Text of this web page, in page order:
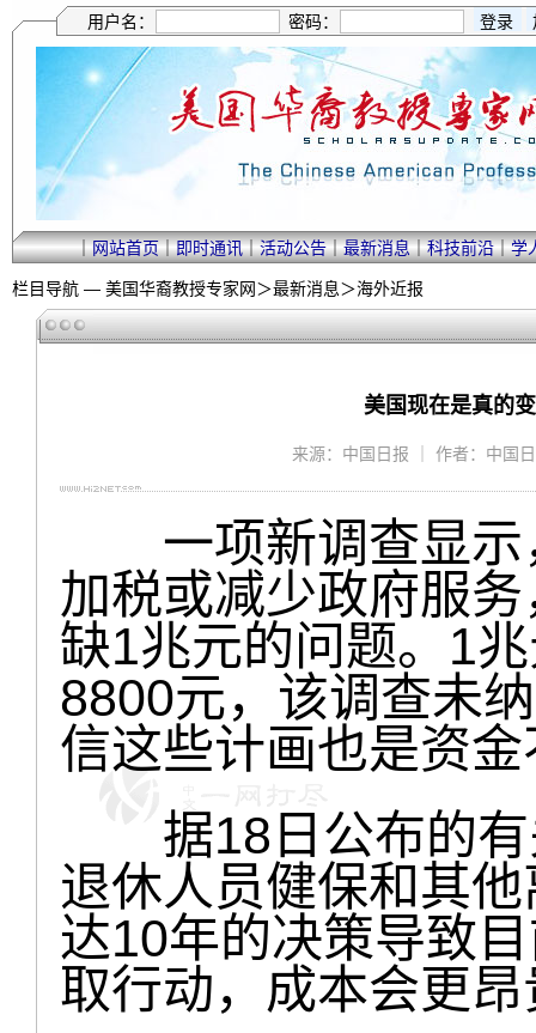
用户名： 密码：
｜网站首页｜即时通讯｜活动公告｜最新消息｜科技前沿｜学
栏目导航 — 美国华裔教授专家网＞最新消息＞海外近报
美国现在是真的
来源：中国日报 ｜ 作者：中国
一项新调查显示
加税或减少政府服
缺1兆元的问题。1
8800元，该调查未
信这些计画也是资
据18日公布的有
退休人员健保和其
达10年的决策导致
取行动，成本会更昂